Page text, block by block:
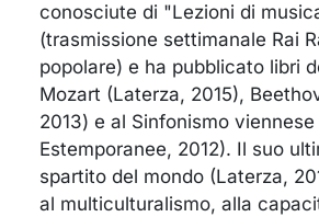
conosciute di "Lezioni di
(trasmissione settimanale Rai
popolare) e ha pubblicato libri
Mozart (Laterza, 2015),
2013) e al Sinfonismo viennese
Estemporanee, 2012). Il suo
spartito del mondo (Laterza,
al multiculturalismo, alla